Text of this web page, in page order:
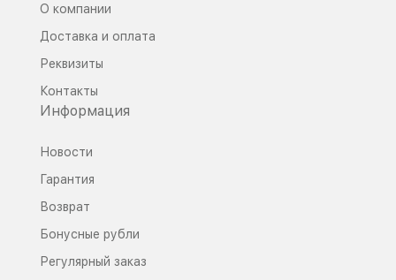
О компании
Доставка и оплата
Реквизиты
Контакты
Информация
Новости
Гарантия
Возврат
Бонусные рубли
Регулярный заказ